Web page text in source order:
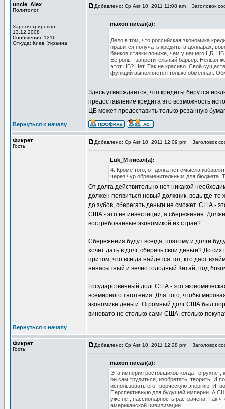
uncle_Alex
Политолог
Зарегистрирован:
13.12.2008
Сообщения: 1216
Откуда: Киев, Украина
Добавлено: Ср Авг 10, 2011 11:08 am Заголовок
maxon писал(а):
Дело в том, что российская экономика
нравится получать кредиты в долларах,
банков ставки пониже, чем у нашего ЦБ. ЦБ
Её роль - запретительный барьер. Нельзя
этот ЦБ? Нет. Так не красиво. Своё
функций выполняется только обменная.
Здесь утверждается, что кредиты берутся
предоставление кредита это возможность
ЦБ может предоставить только резанную
Вернуться к началу
Фикрет
Гость
Добавлено: Ср Авг 10, 2011 12:09 pm Заголовок
Luk_M писал(а):
4. Кроме того, от долга нет смысла
через чур обременительным для бюджета.
От долга действительно нет никакой
должен появиться новый должник, ведь где-
до зубов, сберегать деньги не сможет. США -
США - это не инвестиции, а сбережения.
востребованные экономикой их стран?
Сбережения будут всегда, поэтому и долги
хочет дать в долг, сберечь свои деньги? До
притом, что всегда найдется тот, кто даст
ненасытный и вечно голодный Китай, под
Государственный долг США - это
всемирного тяготения. Для того, чтобы
экономике деньги. Огромный долг США был
виновато не столько сами США, столько
Вернуться к началу
Фикрет
Гость
Добавлено: Ср Авг 10, 2011 12:28 pm Заголовок
maxon писал(а):
Эта империя ростовщиков когда-то
он сам трудиться, изобретать, творить. И
использовать его творческую энергию. И,
Перспективную для будущей империи. А
уже нет, пассионарность растрачена. Так
американской цивилизации.